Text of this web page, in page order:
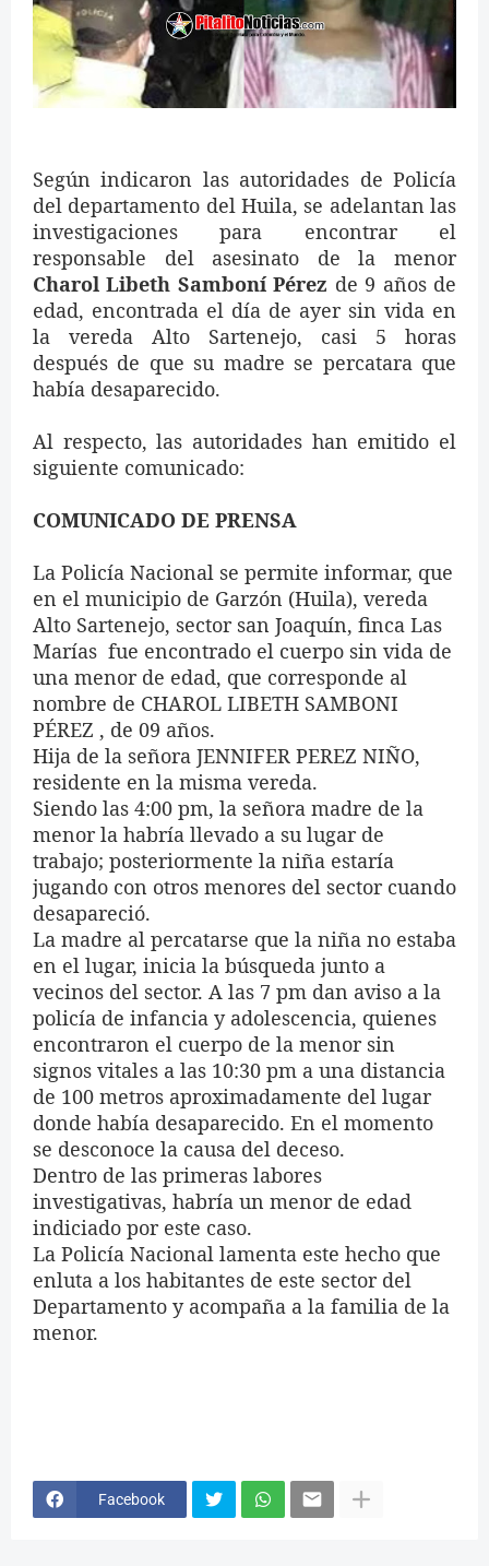
Según indicaron las autoridades de Policía
del departamento del Huila, se adelantan las
investigaciones para encontrar el
responsable del asesinato de la menor
Charol Libeth Samboní Pérez de 9 años de
edad, encontrada el día de ayer sin vida en
la vereda Alto Sartenejo, casi 5 horas
después de que su madre se percatara que
había desaparecido.
Al respecto, las autoridades han emitido el
siguiente comunicado:
COMUNICADO DE PRENSA
La Policía Nacional se permite informar, que
en el municipio de Garzón (Huila), vereda
Alto Sartenejo, sector san Joaquín, finca Las
Marías fue encontrado el cuerpo sin vida de
una menor de edad, que corresponde al
nombre de CHAROL LIBETH SAMBONI
PÉREZ , de 09 años.
Hija de la señora JENNIFER PEREZ NIÑO,
residente en la misma vereda.
Siendo las 4:00 pm, la señora madre de la
menor la habría llevado a su lugar de
trabajo; posteriormente la niña estaría
jugando con otros menores del sector cuando
desapareció.
La madre al percatarse que la niña no estaba
en el lugar, inicia la búsqueda junto a
vecinos del sector. A las 7 pm dan aviso a la
policía de infancia y adolescencia, quienes
encontraron el cuerpo de la menor sin
signos vitales a las 10:30 pm a una distancia
de 100 metros aproximadamente del lugar
donde había desaparecido. En el momento
se desconoce la causa del deceso.
Dentro de las primeras labores
investigativas, habría un menor de edad
indiciado por este caso.
La Policía Nacional lamenta este hecho que
enluta a los habitantes de este sector del
Departamento y acompaña a la familia de la
menor.
Facebook